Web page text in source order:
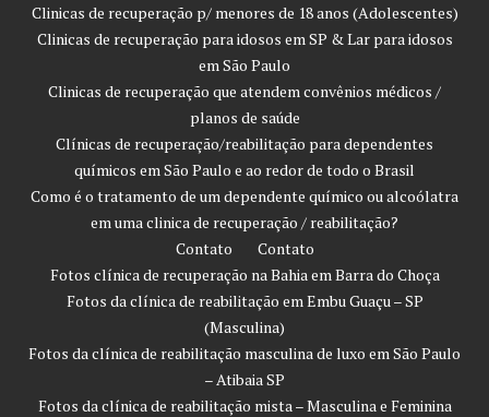
Clinicas de recuperação p/ menores de 18 anos (Adolescentes)
Clinicas de recuperação para idosos em SP & Lar para idosos
em São Paulo
Clinicas de recuperação que atendem convênios médicos /
planos de saúde
Clínicas de recuperação/reabilitação para dependentes
químicos em São Paulo e ao redor de todo o Brasil
Como é o tratamento de um dependente químico ou alcoólatra
em uma clinica de recuperação / reabilitação?
Contato
Contato
Fotos clínica de recuperação na Bahia em Barra do Choça
Fotos da clínica de reabilitação em Embu Guaçu – SP
(Masculina)
Fotos da clínica de reabilitação masculina de luxo em São Paulo
– Atibaia SP
Fotos da clínica de reabilitação mista – Masculina e Feminina